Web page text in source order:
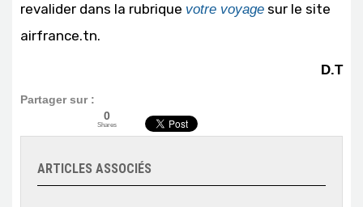
revalider dans la rubrique votre voyage sur le site
airfrance.tn.
D.T
Partager sur :
0
Shares
ARTICLES ASSOCIÉS